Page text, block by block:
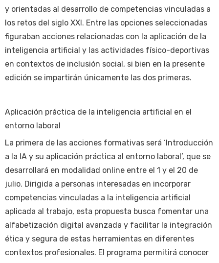
y orientadas al desarrollo de competencias vinculadas a
los retos del siglo XXI. Entre las opciones seleccionadas
figuraban acciones relacionadas con la aplicación de la
inteligencia artificial y las actividades físico-deportivas
en contextos de inclusión social, si bien en la presente
edición se impartirán únicamente las dos primeras.
Aplicación práctica de la inteligencia artificial en el
entorno laboral
La primera de las acciones formativas será ‘Introducción
a la IA y su aplicación práctica al entorno laboral’, que se
desarrollará en modalidad online entre el 1 y el 20 de
julio. Dirigida a personas interesadas en incorporar
competencias vinculadas a la inteligencia artificial
aplicada al trabajo, esta propuesta busca fomentar una
alfabetización digital avanzada y facilitar la integración
ética y segura de estas herramientas en diferentes
contextos profesionales. El programa permitirá conocer